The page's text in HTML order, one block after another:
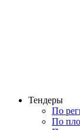
Тендеры
По
По